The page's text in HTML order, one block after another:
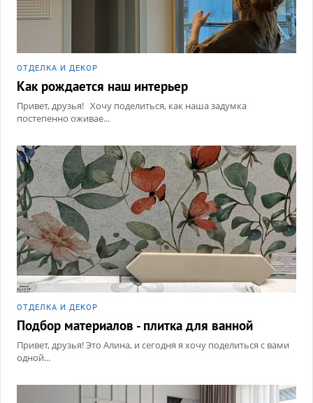
ОТДЕЛКА И ДЕКОР
Как рождается наш интерьер
Привет, друзья! Хочу поделиться, как наша задумка
постепенно оживае...
ОТДЕЛКА И ДЕКОР
Подбор материалов - плитка для ванной
Привет, друзья! Это Алина, и сегодня я хочу поделиться с вами
одной...